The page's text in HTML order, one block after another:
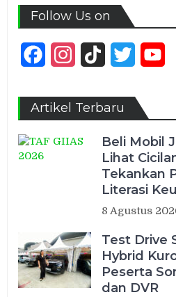
Follow Us on
FacebookInstagram
TikTok Twitter
Artikel Terbaru
Beli Mobil
Lihat
Tekankan
Literasi
8 Agustus
Test Drive
Hybrid
Peserta
dan DVR